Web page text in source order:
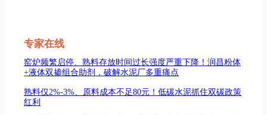
专家在线
窑炉频繁启停、熟料存放时间过长强度严重下降！润昌粉体
+液体双掺组合助剂，破解水泥厂多重痛点
熟料仅2%-3%、原料成本不足80元！低碳水泥抓住双碳政策
红利